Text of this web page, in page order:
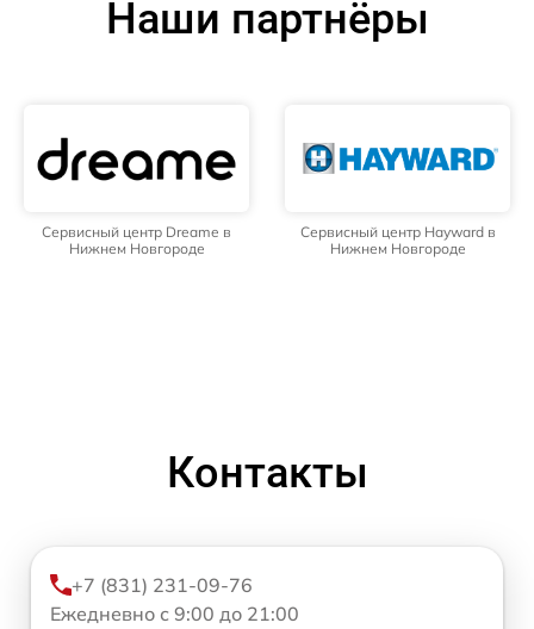
Наши партнёры
Сервисный центр Dreame в
Нижнем Новгороде
Сервисный центр Hayward в
Нижнем Новгороде
Контакты
+7 (831) 231-09-76
Ежедневно с 9:00 до 21:00